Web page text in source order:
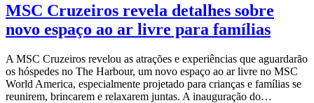
MSC Cruzeiros revela detalhes sobre
novo espaço ao ar livre para famílias
A MSC Cruzeiros revelou as atrações e experiências que aguardarão
os hóspedes no The Harbour, um novo espaço ao ar livre no MSC
World America, especialmente projetado para crianças e famílias se
reunirem, brincarem e relaxarem juntas. A inauguração do…